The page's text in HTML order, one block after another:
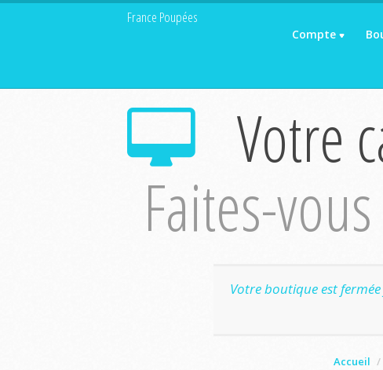
France Poupées
Compte
Votre
Faites-
Votre boutique est
Accueil